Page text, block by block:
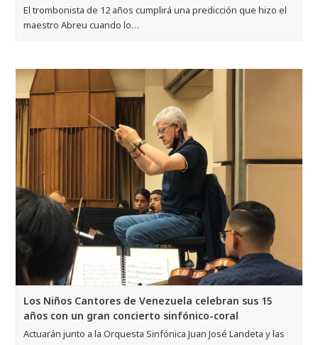
El trombonista de 12 años cumplirá una predicción que hizo el
maestro Abreu cuando lo…
Los Niños Cantores de Venezuela celebran sus 15
años con un gran concierto sinfónico-coral
Actuarán junto a la Orquesta Sinfónica Juan José Landeta y las